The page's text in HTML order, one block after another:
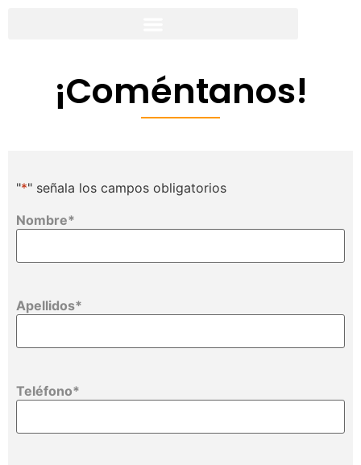
¡Coméntanos!
"*" señala los campos obligatorios
Nombre*
Apellidos*
Teléfono*